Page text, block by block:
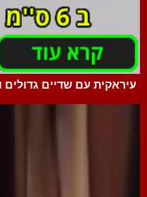
עיראקית עם שדיים גדולים